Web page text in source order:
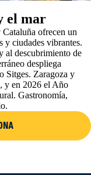
el mar
ofrecen un
y ciudades vibrantes.
al descubrimiento de
despliega
Sitges. Zaragoza y
y en 2026 el Año
Gastronomía,